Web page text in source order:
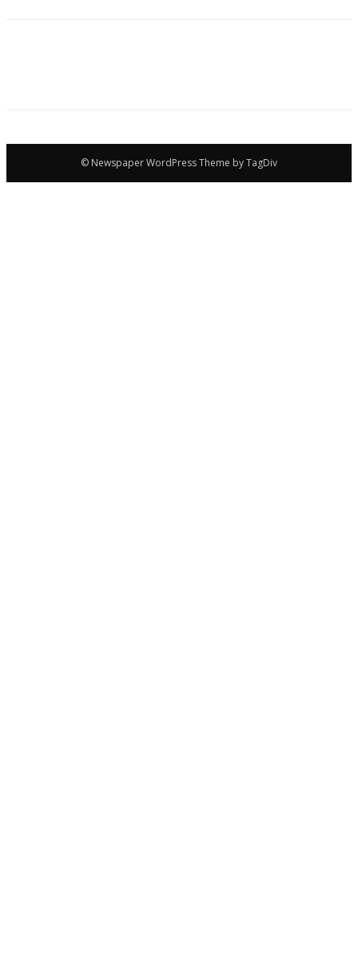
© Newspaper WordPress Theme by TagDiv